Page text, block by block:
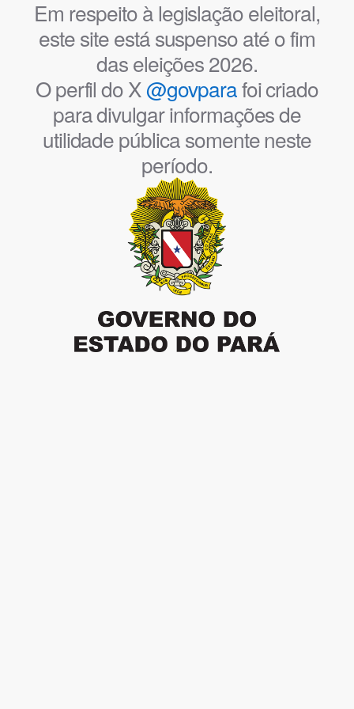
Em respeito à legislação eleitoral,
este site está suspenso até o fim
das eleições 2026.
O perfil do X@govparafoi criado
para divulgar informações de
utilidade pública somente neste
período.